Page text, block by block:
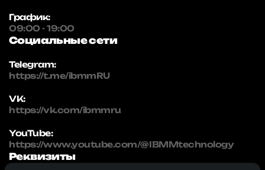
График:
09:00 - 19:00
Социальные сети
Telegram:
https://t.me/ibmmRU
VK:
https://vk.com/ibmmru
YouTube:
https://www.youtube.com/@IBMMtechnology
Реквизиты